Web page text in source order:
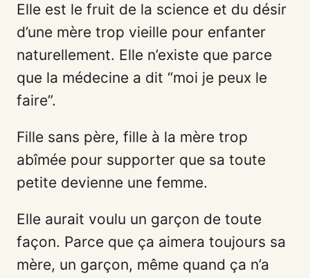
Elle est le fruit de la science et du désir
d’une mère trop vieille pour enfanter
naturellement. Elle n’existe que parce
que la médecine a dit “moi je peux le
faire”.
Fille sans père, fille à la mère trop
abîmée pour supporter que sa toute
petite devienne une femme.
Elle aurait voulu un garçon de toute
façon. Parce que ça aimera toujours sa
mère, un garçon, même quand ça n’a